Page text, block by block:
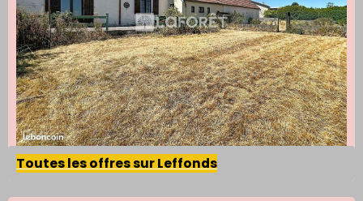
Toutes les offres sur Leffonds